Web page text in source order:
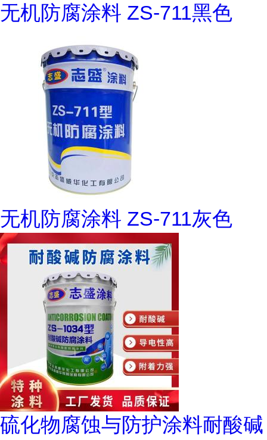
无机防腐涂料 ZS-711黑色
无机防腐涂料 ZS-711灰色
硫化物腐蚀与防护涂料耐酸碱